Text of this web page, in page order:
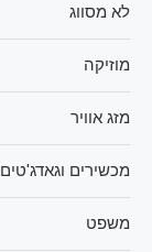
לא מסווג
מוזיקה
מזג אוויר
מכשירים וגאדג'טים
משפט